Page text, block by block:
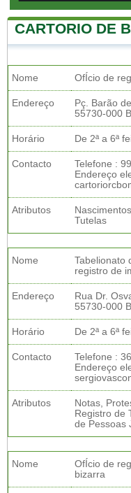
CARTORIO DE
Nome OfÍcio de
Endereço
Pç. Barão
55730-000
Horário De 2ª a 6ª
Contacto
Telefone :
Endereço
Atributos
Tutelas
Nome
Tabelionato
registro de
Endereço
Rua Dr.
55730-000
Horário De 2ª a 6ª
Contacto
Telefone :
Endereço
Atributos
Notas,
Registro de
de Pessoas
Nome
OfÍcio de
bizarra